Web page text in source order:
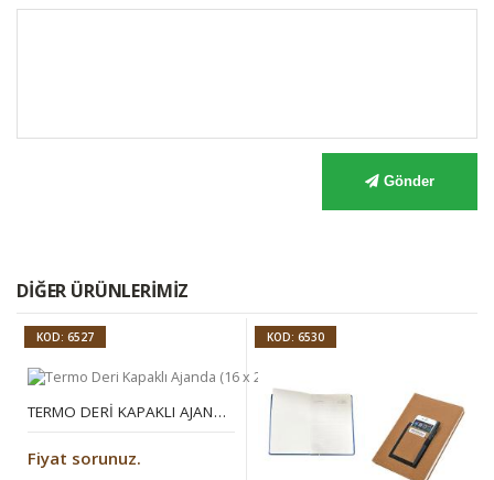
Gönder
DIĞER ÜRÜNLERIMIZ
KOD: 6527
TERMO DERI KAPAKLI AJANDA (16 X 24 CM)
Fiyat sorunuz.
KOD: 6530